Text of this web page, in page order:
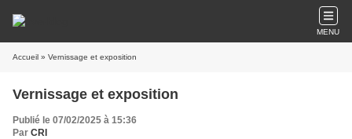
MENU
Accueil » Vernissage et exposition
Vernissage et exposition
Publié le 07/02/2025 à 15:36
Par CRI